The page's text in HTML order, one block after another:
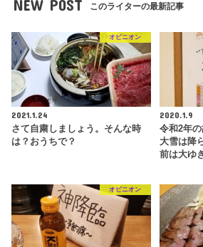
NEW POST このライターの最新記事
オピニオン
2021.1.24
さて自粛しましょう。そんな時
は？おうちで？
2020.1.9
令和2年
大雪は降
前は大ゆ
オピニオン